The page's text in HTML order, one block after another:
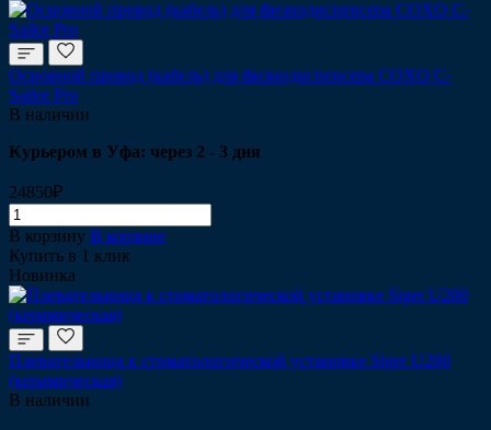
Основной провод (кабель) для физиодиспенсера COXO C-
Sailor Pro
В наличии
Курьером в Уфа: через 2 - 3 дня
24850₽
В корзину В корзине
Купить в 1 клик
Новинка
Плевательница к стоматологической установке Siger U200
(керамическая)
В наличии